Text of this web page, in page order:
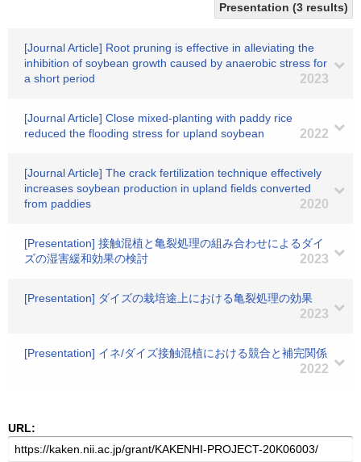
Presentation (3 results)
[Journal Article] Root pruning is effective in alleviating the
inhibition of soybean growth caused by anaerobic stress for
a short period
2023
[Journal Article] Close mixed-planting with paddy rice
reduced the flooding stress for upland soybean
2022
[Journal Article] The crack fertilization technique effectively
increases soybean production in upland fields converted
from paddies
2020
[Presentation] 接触混植と亀裂処理の組み合わせによるダイ
ズの湿害緩和効果の検討
2023
[Presentation] ダイズの栽培途上における亀裂処理の効果
2023
[Presentation] イネ/ダイズ接触混植における競合と補完関係
2022
URL: